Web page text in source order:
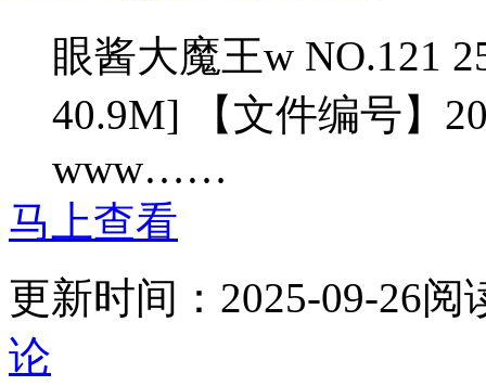
眼酱大魔王w NO.121
40.9M] 【文件编号】
www……
马上查看
更新时间： 2025-09-26阅
论